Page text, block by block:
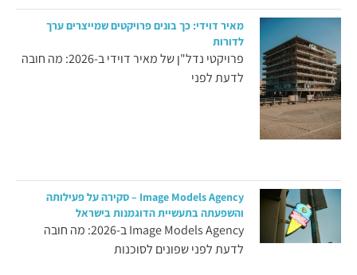
מאיר דוידי: כך בונים פרויקטים שמייצרים ערך
לדורות
פרויקטי נדל"ן של מאיר דוידי ב-2026: מה חובה
לדעת לפני
Image Models Agency – סקירה על פעילותה
והשפעתה בתעשיית הדוגמנות בישראל
Image Models Agency ב-2026: מה חובה
לדעת לפני שפונים לסוכנות